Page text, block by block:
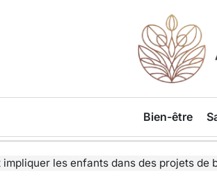
Bien-être
les enfants dans des projets de